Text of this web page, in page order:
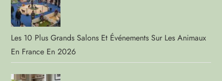
Les 10 Plus Grands Salons Et Événements Sur Les Animaux
En France En 2026